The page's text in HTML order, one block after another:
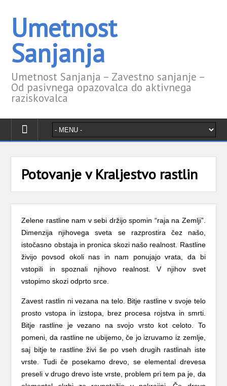
Umetnost
Sanjanja
Umetnost Sanjanja – Zavestno sanjanje –
Od pasivnega opazovalca do aktivnega
raziskovalca
Potovanje v Kraljestvo rastlin
Zelene rastline nam v sebi držijo spomin “raja na Zemlji”.
Dimenzija njihovega sveta se razprostira čez našo,
istočasno obstaja in pronica skozi našo realnost. Rastline
živijo povsod okoli nas in nam ponujajo vrata, da bi
vstopili in spoznali njihovo realnost. V njihov svet
vstopimo skozi odprto srce.
Zavest rastlin ni vezana na telo. Bitje rastline v svoje telo
prosto vstopa in izstopa, brez procesa rojstva in smrti.
Bitje rastline je vezano na svojo vrsto kot celoto. To
pomeni, da rastline ne ubijemo, če jo izruvamo iz zemlje,
saj bitje te rastline živi še po vseh drugih rastlinah iste
vrste. Tudi če posekamo drevo, se elemental drevesa
preseli v drugo drevo iste vrste, problem pri tem pa je, da